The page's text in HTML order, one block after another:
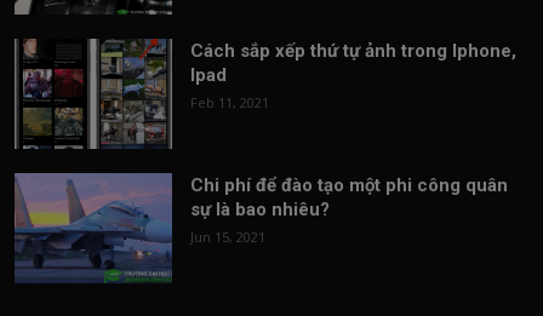
Cách sắp xếp thứ tự ảnh trong Iphone,
Ipad
Feb 11, 2021
Chi phí để đào tạo một phi công quân
sự là bao nhiêu?
Jun 15, 2021